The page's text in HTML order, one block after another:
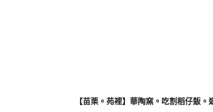
【苗栗。苑裡】華陶窯。吃割稻仔飯